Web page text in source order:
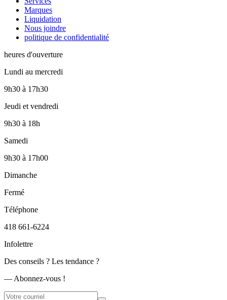
Marques
Liquidation
Nous joindre
politique de confidentialité
heures d'ouverture
Lundi au mercredi
9h30 à 17h30
Jeudi et vendredi
9h30 à 18h
Samedi
9h30 à 17h00
Dimanche
Fermé
Téléphone
418 661-6224
Infolettre
Des conseils ? Les tendance ?
― Abonnez-vous !